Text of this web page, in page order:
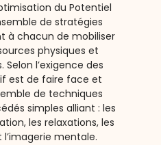
du Potentiel
de stratégies
à chacun de mobiliser
physiques et
l’exigence des
est de faire face et
de techniques
simples alliant : les
les relaxations, les
mentale.